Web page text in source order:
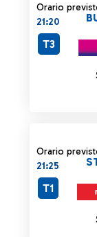
Orario
21:20
T3
Orario
21:25
T1